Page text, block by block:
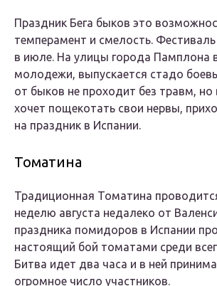
Праздник Бега быков это
темперамент и смелость.
в июле. На улицы города Памплона
молодежи, выпускается стадо
от быков не проходит без травм, но
хочет пощекотать свои нервы,
на праздник в Испании.
Томатина
Традиционная Томатина
неделю августа недалеко от
праздника помидоров в Испании
настоящий бой томатами среди
Битва идет два часа и в ней
огромное число участников.